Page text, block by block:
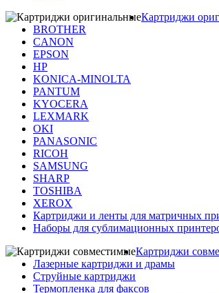
Картриджи
BROTHER
CANON
EPSON
HP
KONICA-MINOLTA
PANTUM
KYOCERA
LEXMARK
OKI
PANASONIC
RICOH
SAMSUNG
SHARP
TOSHIBA
XEROX
Картриджи и ленты для матричных
Наборы для сублимационных
Картриджи
Лазерные картриджи и драмы
Струйные картриджи
Термопленка для факсов